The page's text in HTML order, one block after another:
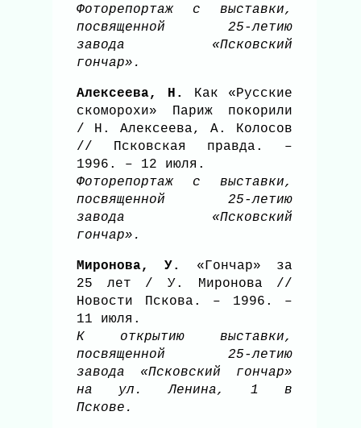
Фоторепортаж с выставки,
посвященной 25-летию
завода «Псковский
гончар».
Алексеева, Н.
Как «Русские
скоморохи» Париж покорили
/ Н. Алексеева, А. Колосов
// Псковская правда. –
1996. – 12 июля.
Фоторепортаж с выставки,
посвященной 25-летию
завода «Псковский
гончар».
Миронова, У.
«Гончар» за
25 лет / У. Миронова //
Новости Пскова. – 1996. –
11 июля.
К открытию выставки,
посвященной 25-летию
завода «Псковский гончар»
на ул. Ленина, 1 в
Пскове.